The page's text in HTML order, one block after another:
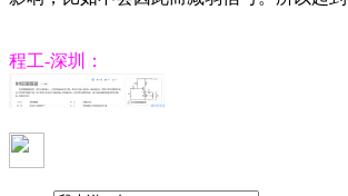
程工-深圳：